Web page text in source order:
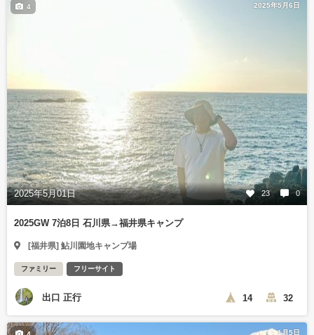
2025年5月6日
2025年5月01日 23 0
4
2025GW 7泊8日 石川県→福井県キャンプ
[福井県] 鮎川園地キャンプ場
ファミリー フリーサイト
出口 正行 14 32
1月5日